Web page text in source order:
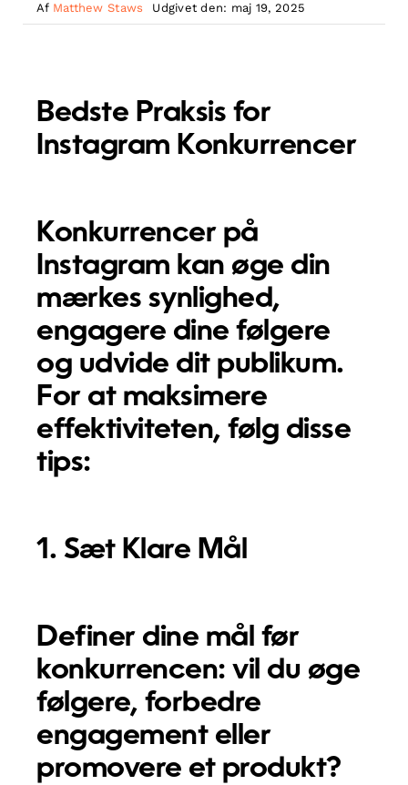
Af Matthew Staws Udgivet den: maj 19, 2025
Bedste Praksis for
Instagram Konkurrencer
Konkurrencer på
Instagram kan øge din
mærkes synlighed,
engagere dine følgere
og udvide dit publikum.
For at maksimere
effektiviteten, følg disse
tips:
1. Sæt Klare Mål
Definer dine mål før
konkurrencen: vil du øge
følgere, forbedre
engagement eller
promovere et produkt?